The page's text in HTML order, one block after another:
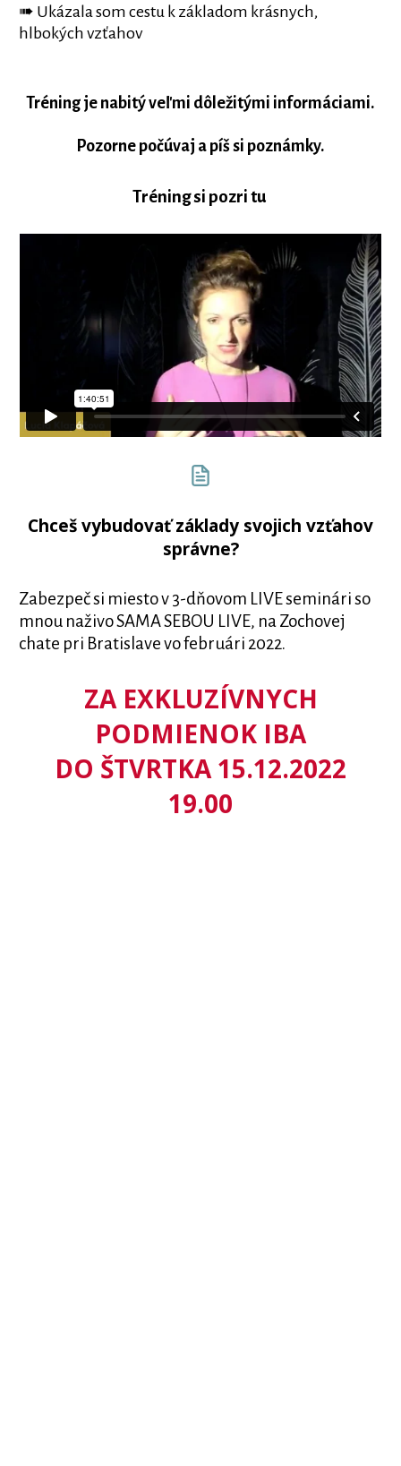
➠ Ukázala som cestu k základom krásnych,
hlbokých vzťahov
Tréning je nabitý veľmi dôležitými informáciami.
Pozorne počúvaj a píš si poznámky.
Tréning si pozri tu
Chceš vybudovať základy svojich vzťahov
správne?
Zabezpeč si miesto v 3-dňovom LIVE seminári so
mnou naživo SAMA SEBOU LIVE, na Zochovej
chate pri Bratislave vo februári 2022.
ZA EXKLUZÍVNYCH
PODMIENOK IBA
DO ŠTVRTKA 15.12.2022
19.00